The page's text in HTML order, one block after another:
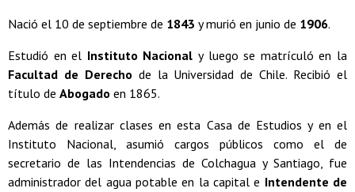
Nació el 10 de septiembre de 1843 y murió en junio de 1906.
Estudió en el Instituto Nacional y luego se matrículó en la
Facultad de Derecho de la Universidad de Chile. Recibió el
título de Abogado en 1865.
Además de realizar clases en esta Casa de Estudios y en el
Instituto Nacional, asumió cargos públicos como el de
secretario de las Intendencias de Colchagua y Santiago, fue
administrador del agua potable en la capital e Intendente de